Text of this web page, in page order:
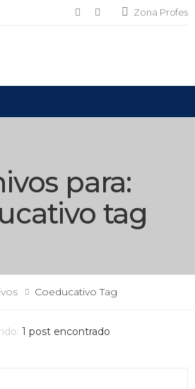
Zona Profes
menu
para:
tag
Coeducativo Tag
1 post encontrado